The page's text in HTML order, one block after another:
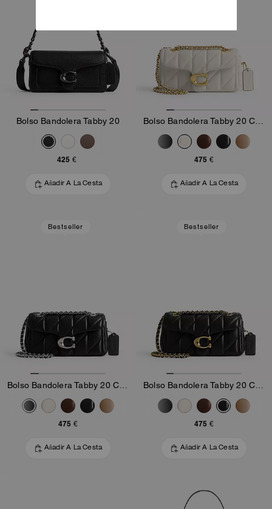
Bolso Bandolera Tabby 20
425 €
Añadir A La Cesta
Bolso Bandolera Tabby 20 Con Acolchado Pillow
475 €
Añadir A La Cesta
Bestseller
Bolso Bandolera Tabby 20 Con Acolchado Pillow
475 €
Añadir A La Cesta
Bestseller
Bolso Bandolera Tabby 20 Con Acolchado Pillow
475 €
Añadir A La Cesta